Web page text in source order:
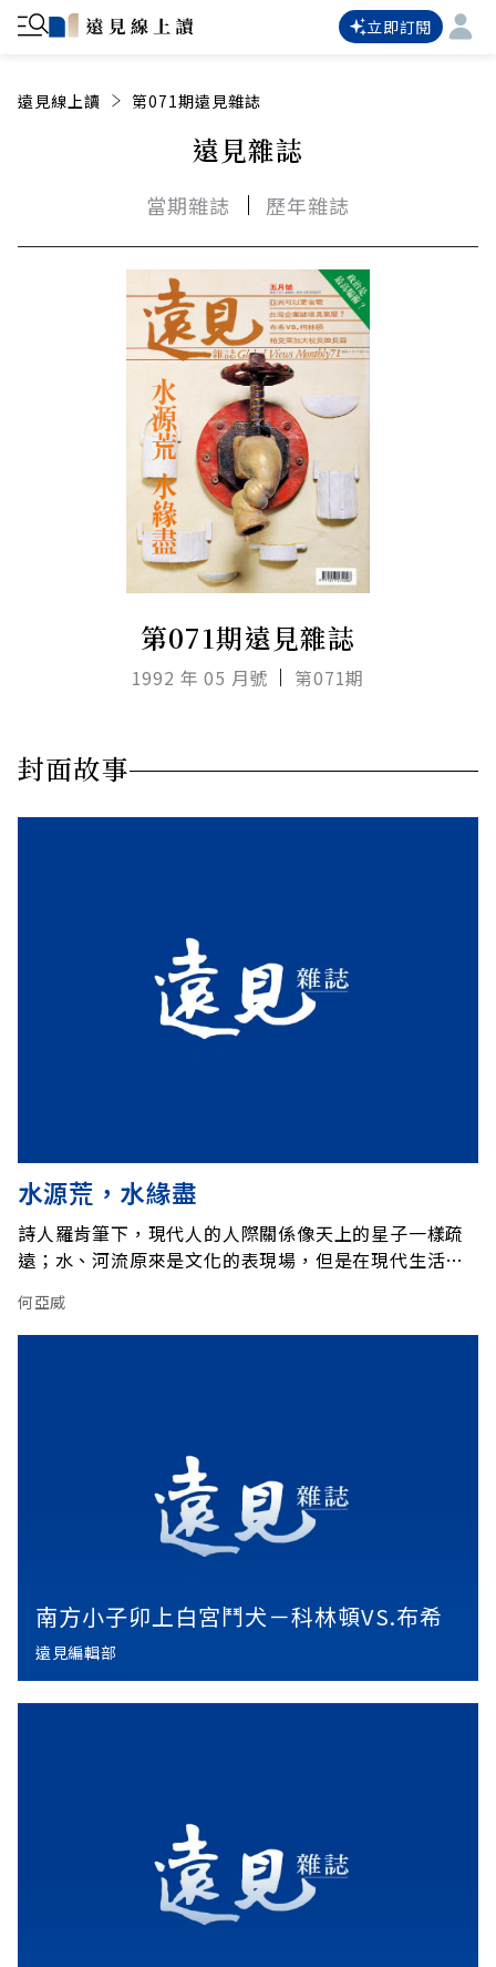
立即訂閱
遠見線上讀 第071期遠見雜誌
遠見雜誌
當期雜誌 歷年雜誌
第071期遠見雜誌
1992 年 05 月號 第071期
封面故事
水源荒，水緣盡
詩人羅肯筆下，現代人的人際關係像天上的星子一樣疏
遠；水、河流原來是文化的表現場，但是在現代生活
連接台北西隨和北區的重要外環道路，右彎左拐之餘，
六公尺高的水泥堤防常常迎面撞來，台北人和淡水河的
何亞威
南方小子卯上白宮鬥犬－科林頓VS.布希
遠見編輯部